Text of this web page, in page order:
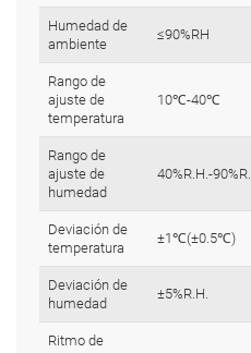
Humedad de
ambiente
≤90%RH
Rango de
ajuste de
temperatura
10℃-40℃
Rango de
ajuste de
humedad
40%R.H.-
Deviación de
temperatura
±1℃(±0.5℃)
Deviación de
humedad
±5%R.H.
Ritmo de